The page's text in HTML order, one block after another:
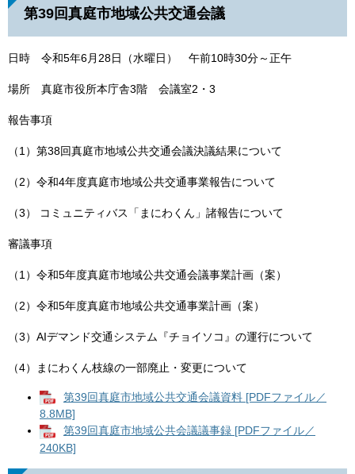
第39回真庭市地域公共交通会議
日時 令和5年6月28日（水曜日） 午前10時30分～正午
場所 真庭市役所本庁舎3階 会議室2・3
報告事項
（1）第38回真庭市地域公共交通会議決議結果について
（2）令和4年度真庭市地域公共交通事業報告について
（3） コミュニティバス「まにわくん」諸報告について
審議事項
（1）令和5年度真庭市地域公共交通会議事業計画（案）
（2）令和5年度真庭市地域公共交通事業計画（案）
（3）AIデマンド交通システム『チョイソコ』の運行について
（4）まにわくん枝線の一部廃止・変更について
第39回真庭市地域公共交通会議資料 [PDFファイル／
8.8MB]
第39回真庭市地域公共会議議事録 [PDFファイル／
240KB]